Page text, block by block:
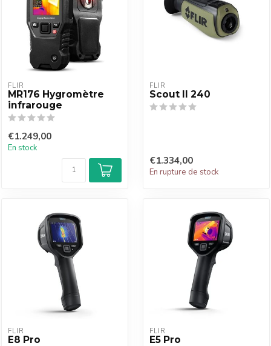
FLIR
MR176 Hygromètre
infrarouge
€1.249,00
En stock
FLIR
Scout II 240
€1.334,00
En rupture de stock
FLIR
E8 Pro
FLIR
E5 Pro